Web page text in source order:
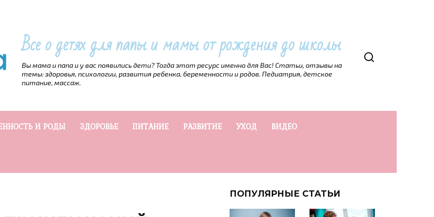
Все о детях для папы и мамы от рождения до школы
Вы мама и папа и у вас появились дети? Тогда этот ресурс именно для Вас! Статьи, отзывы на
темы: здоровья, психологии, развития ребенка, беременности и родов. Педиатрия, детское
питание, массаж.
И РОДЫ ЗДОРОВЬЕ ПИТАНИЕ РАЗВИТИЕ УХОД ВИДЕО
ПОПУЛЯРНЫЕ СТАТЬИ